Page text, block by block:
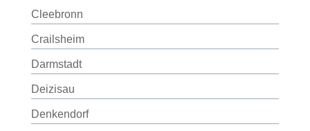
Cleebronn
Crailsheim
Darmstadt
Deizisau
Denkendorf